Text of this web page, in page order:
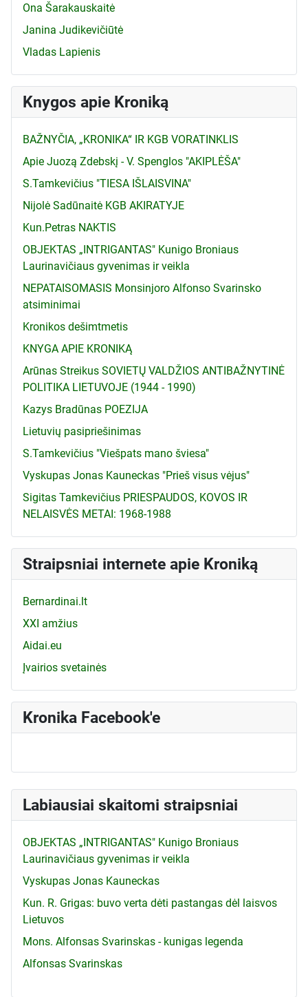
Ona Šarakauskaitė
Janina Judikevičiūtė
Vladas Lapienis
Knygos apie Kroniką
BAŽNYČIA, „KRONIKA“ IR KGB VORATINKLIS
Apie Juozą Zdebskį - V. Spenglos "AKIPLĖŠA"
S.Tamkevičius "TIESA IŠLAISVINA"
Nijolė Sadūnaitė KGB AKIRATYJE
Kun.Petras NAKTIS
OBJEKTAS „INTRIGANTAS" Kunigo Broniaus
Laurinavičiaus gyvenimas ir veikla
NEPATAISOMASIS Monsinjoro Alfonso Svarinsko
atsiminimai
Kronikos dešimtmetis
KNYGA APIE KRONIKĄ
Arūnas Streikus SOVIETŲ VALDŽIOS ANTIBAŽNYTINĖ
POLITIKA LIETUVOJE (1944 - 1990)
Kazys Bradūnas POEZIJA
Lietuvių pasipriešinimas
S.Tamkevičius "Viešpats mano šviesa"
Vyskupas Jonas Kauneckas "Prieš visus vėjus"
Sigitas Tamkevičius PRIESPAUDOS, KOVOS IR
NELAISVĖS METAI: 1968-1988
Straipsniai internete apie Kroniką
Bernardinai.lt
XXI amžius
Aidai.eu
Įvairios svetainės
Kronika Facebook'e
Labiausiai skaitomi straipsniai
OBJEKTAS „INTRIGANTAS" Kunigo Broniaus
Laurinavičiaus gyvenimas ir veikla
Vyskupas Jonas Kauneckas
Kun. R. Grigas: buvo verta dėti pastangas dėl laisvos
Lietuvos
Mons. Alfonsas Svarinskas - kunigas legenda
Alfonsas Svarinskas